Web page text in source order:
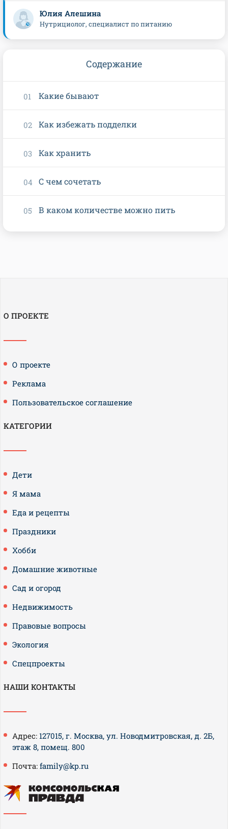
Юлия Алешина
Нутрициолог, специалист по питанию
Содержание
Какие бывают
Как избежать подделки
Как хранить
С чем сочетать
В каком количестве можно пить
О ПРОЕКТЕ
О проекте
Реклама
Пользовательское соглашение
КАТЕГОРИИ
Дети
Я мама
Еда и рецепты
Праздники
Хобби
Домашние животные
Сад и огород
Недвижимость
Правовые вопросы
Экология
Спецпроекты
НАШИ КОНТАКТЫ
Адрес: 127015, г. Москва, ул. Новодмитровская, д. 2Б,
этаж 8, помещ. 800
Почта: family@kp.ru